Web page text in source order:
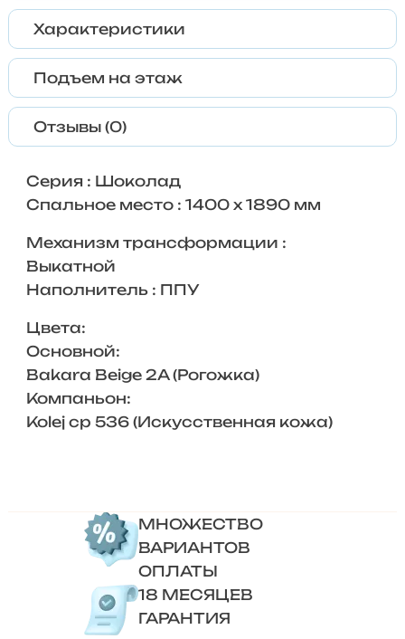
Характеристики
Подъем на этаж
Отзывы (0)
Серия : Шоколад
Спальное место : 1400 х 1890 мм
Механизм трансформации :
Выкатной
Наполнитель : ППУ
Цвета:
Основной:
Bakara Beige 2A (Рогожка)
Компаньон:
Kolej cp 536 (Искусственная кожа)
МНОЖЕСТВО
ВАРИАНТОВ
ОПЛАТЫ
18 МЕСЯЦЕВ
ГАРАНТИЯ